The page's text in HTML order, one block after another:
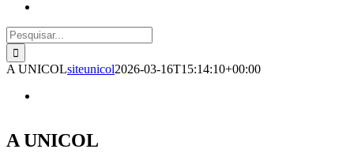
Pesquisar
A UNICOLsiteunicol2026-03-16T15:14:10+00:00
A UNICOL